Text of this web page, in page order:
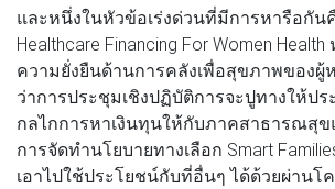
และหนึ่งในหัวข้อเร่งด่วนที่มีการหารือกันคื
Healthcare Financing For Women
ความยั่งยืนด้านการคลังเพื่อสุขภาพของผู้
ว่าการประชุมเชิงปฏิบัติการจะปูทางให้ปร
กลไกการหาเงินทุนให้กับภาคสาธารณสุ
การจัดทำนโยบายทางเลือก Smart
เอาไปใช้ประโยชน์กับที่อื่นๆ ได้ด้วยผ่านโ